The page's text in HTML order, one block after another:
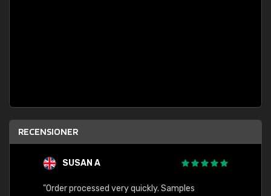
RECENSIONER
SUSAN A
"Order processed very quickly. Samples